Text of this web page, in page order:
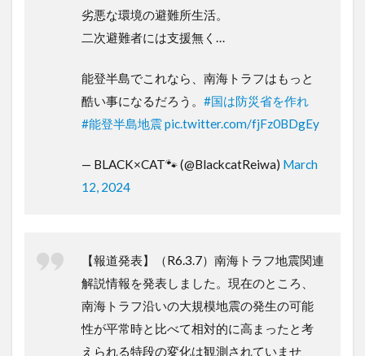
劣悪な環境の避難所生活。
二次避難者には支援無く…
能登半島でこれなら、南海トラフはもっと
酷い事になるだろう。 #国は防災省を作れ
#能登半島地震pic.twitter.com/fjFz0BDgEy
— BLACK×CAT🐾 (@BlackcatReiwa) March
12, 2024
【報道発表】（R6.3.7）南海トラフ地震関連
解説情報を発表しました。現在のところ、
南海トラフ沿いの大規模地震の発生の可能
性が平常時と比べて相対的に高まったと考
えられる特段の変化は観測されていませ